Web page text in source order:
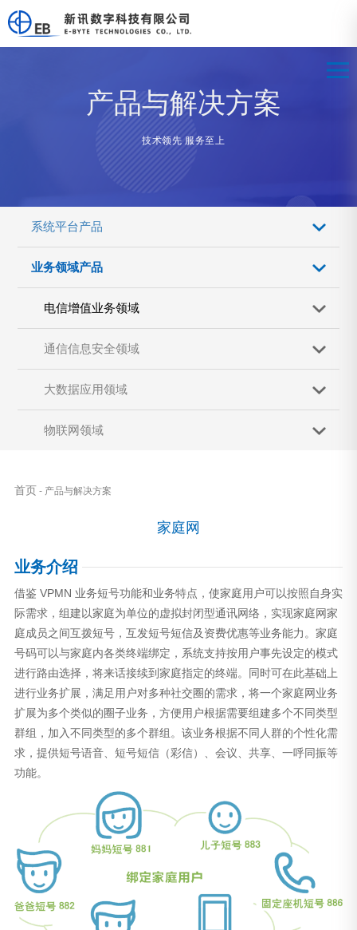
产品与解决方案
技术领先 服务至上
系统平台产品
业务领域产品
电信增值业务领域
通信信息安全领域
大数据应用领域
物联网领域
首页 - 产品与解决方案
家庭网
业务介绍
借鉴 VPMN 业务短号功能和业务特点，使家庭用户可以按照自身实
际需求，组建以家庭为单位的虚拟封闭型通讯网络，实现家庭网家
庭成员之间互拨短号，互发短号短信及资费优惠等业务能力。家庭
号码可以与家庭内各类终端绑定，系统支持按用户事先设定的模式
进行路由选择，将来话接续到家庭指定的终端。同时可在此基础上
进行业务扩展，满足用户对多种社交圈的需求，将一个家庭网业务
扩展为多个类似的圈子业务，方便用户根据需要组建多个不同类型
群组，加入不同类型的多个群组。该业务根据不同人群的个性化需
求，提供短号语音、短号短信（彩信）、会议、共享、一呼同振等
功能。